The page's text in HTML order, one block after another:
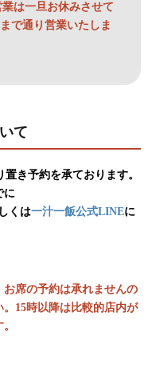
は一旦お休みさせて
で通り営業いたしま
て
き予約を承ております。
に
くは一汁一飯公式LINEに
お席の予約は承れませんの
15時以降は比較的店内が